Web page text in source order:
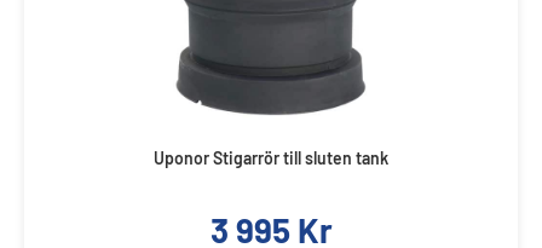
Uponor Stigarrör till sluten tank
3 995 Kr